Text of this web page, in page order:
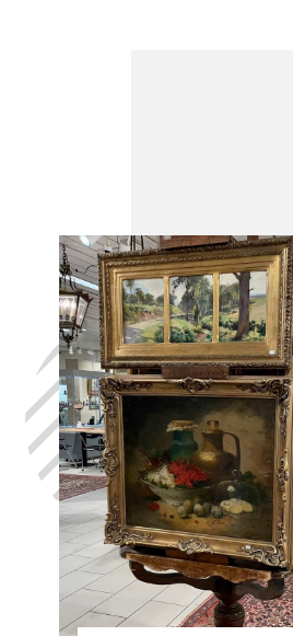
Laat
in het
met de
van